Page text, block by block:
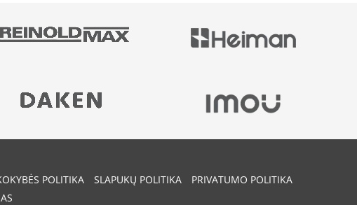
POLITIKA SLAPUKŲ POLITIKA
PRIVATUMO POLITIKA